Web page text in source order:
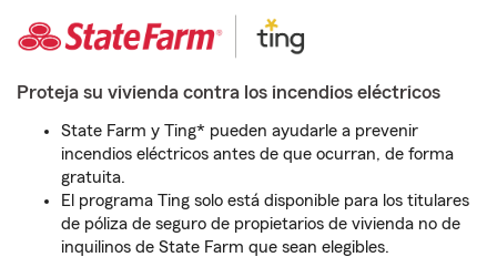
Proteja su vivienda contra los incendios eléctricos
State Farm y Ting* pueden ayudarle a prevenir
incendios eléctricos antes de que ocurran, de forma
gratuita.
El programa Ting solo está disponible para los titulares
de póliza de seguro de propietarios de vivienda no de
inquilinos de State Farm que sean elegibles.